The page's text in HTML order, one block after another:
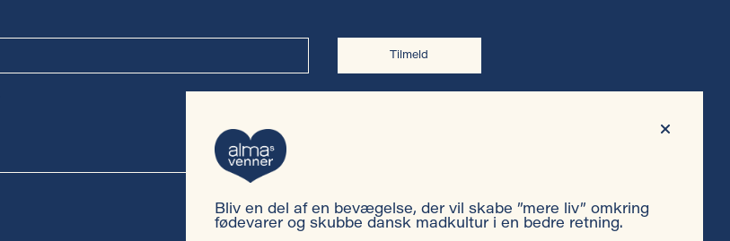
Tilmeld
Privatlivspolitik
Bliv en del af en bevægelse, der vil skabe ”mere liv” omkring
fødevarer og skubbe dansk madkultur i en bedre retning.